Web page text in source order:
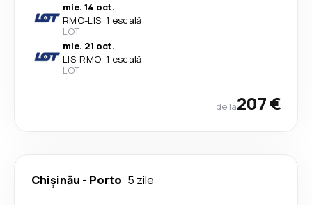
mie. 14 oct.
RMO-LIS· 1 escală
LOT
mie. 21 oct.
LIS-RMO· 1 escală
LOT
de la207 €
Chișinău - Porto 5 zile